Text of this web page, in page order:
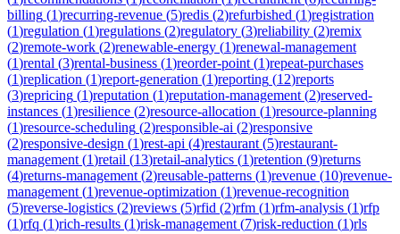
billing (1)recurring-revenue (5)redis (2)refurbished (1)registration
(1)regulation (1)regulations (2)regulatory (3)reliability (2)remix
(2)remote-work (2)renewable-energy (1)renewal-management
(1)rental (3)rental-business (1)reorder-point (1)repeat-purchases
(1)replication (1)report-generation (1)reporting (12)reports
(3)repricing (1)reputation (1)reputation-management (2)reserved-
instances (1)resilience (2)resource-allocation (1)resource-planning
(1)resource-scheduling (2)responsible-ai (2)responsive
(2)responsive-design (1)rest-api (4)restaurant (5)restaurant-
management (1)retail (13)retail-analytics (1)retention (9)returns
(4)returns-management (2)reusable-patterns (1)revenue (10)revenue-
management (1)revenue-optimization (1)revenue-recognition
(5)reverse-logistics (2)reviews (5)rfid (2)rfm (1)rfm-analysis (1)rfp
(1)rfq (1)rich-results (1)risk-management (7)risk-reduction (1)rls